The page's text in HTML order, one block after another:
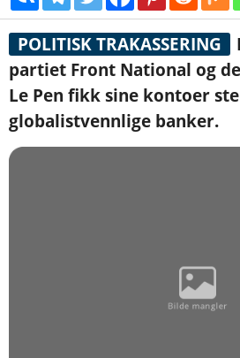
POLITISK TRAKASSERING
partiet Front National og
Le Pen fikk sine kontoer
globalistvennlige banker.